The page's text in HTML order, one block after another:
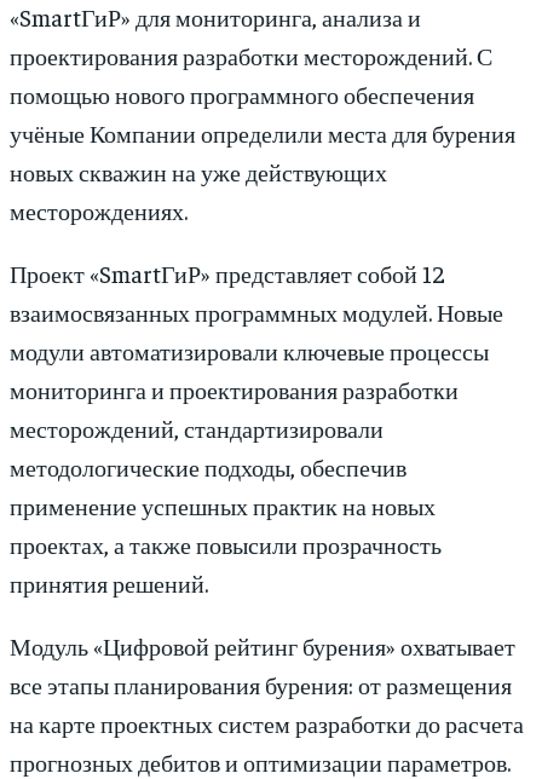
«SmartГиР» для мониторинга, анализа и
проектирования разработки месторождений. С
помощью нового программного обеспечения
учёные Компании определили места для бурения
новых скважин на уже действующих
месторождениях.
Проект «SmartГиР» представляет собой 12
взаимосвязанных программных модулей. Новые
модули автоматизировали ключевые процессы
мониторинга и проектирования разработки
месторождений, стандартизировали
методологические подходы, обеспечив
применение успешных практик на новых
проектах, а также повысили прозрачность
принятия решений.
Модуль «Цифровой рейтинг бурения» охватывает
все этапы планирования бурения: от размещения
на карте проектных систем разработки до расчета
прогнозных дебитов и оптимизации параметров.